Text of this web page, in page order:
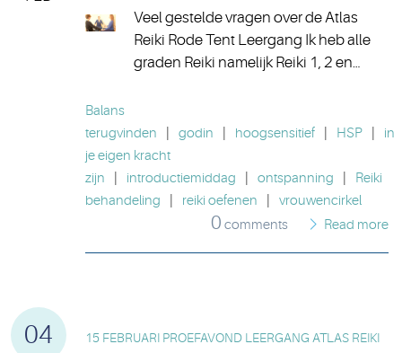
Veel gestelde vragen over de Atlas
Reiki Rode Tent Leergang Ik heb alle
graden Reiki namelijk Reiki 1, 2 en…
Balans
terugvinden
godin hoogsensitief HSP
in
je eigen kracht
zijn
introductiemiddag ontspanning
Reiki
behandeling
reiki oefenen vrouwencirkel
0 comments Read more
04 15 FEBRUARI PROEFAVOND LEERGANG ATLAS REIKI